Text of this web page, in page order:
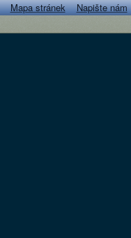
Mapa stránek Napište nám